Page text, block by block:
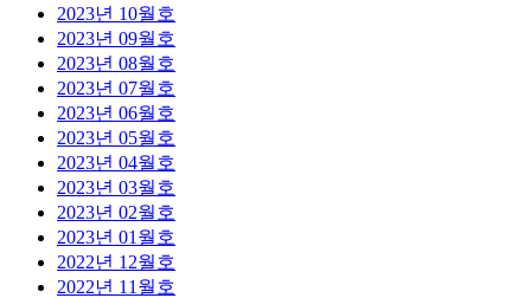
2023년 10월호
2023년 09월호
2023년 08월호
2023년 07월호
2023년 06월호
2023년 05월호
2023년 04월호
2023년 03월호
2023년 02월호
2023년 01월호
2022년 12월호
2022년 11월호